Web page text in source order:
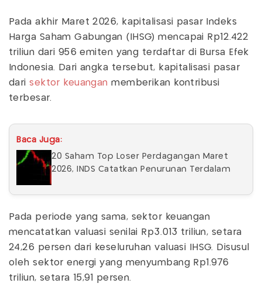
Pada akhir Maret 2026, kapitalisasi pasar Indeks
Harga Saham Gabungan (IHSG) mencapai Rp12.422
triliun dari 956 emiten yang terdaftar di Bursa Efek
Indonesia. Dari angka tersebut, kapitalisasi pasar
darisektor keuangan memberikan kontribusi
terbesar.
Baca Juga:
20 Saham Top Loser Perdagangan Maret
2026, INDS Catatkan Penurunan Terdalam
Pada periode yang sama, sektor keuangan
mencatatkan valuasi senilai Rp3.013 triliun, setara
24,26 persen dari keseluruhan valuasi IHSG. Disusul
oleh sektor energi yang menyumbang Rp1.976
triliun, setara 15,91 persen.